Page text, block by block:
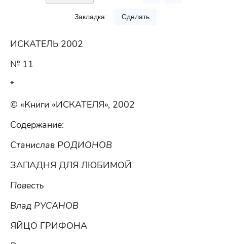
Закладка: Сделать
ИСКАТЕЛЬ 2002
№ 11
*
© «Книги «ИСКАТЕЛЯ», 2002
Содержание:
Станислав РОДИОНОВ
ЗАПАДНЯ ДЛЯ ЛЮБИМОЙ
Повесть
Влад РУСАНОВ
ЯЙЦО ГРИФОНА